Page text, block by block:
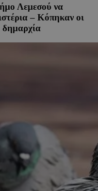
Λεμεσού να
– Κόπηκαν οι